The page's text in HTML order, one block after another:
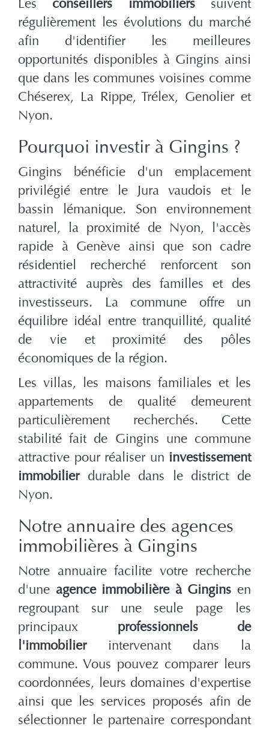
Les conseillers immobilierssuivent
régulièrement les évolutions du marché
afin d'identifier les meilleures
opportunités disponibles à Gingins ainsi
que dans les communes voisines comme
Chéserex, La Rippe, Trélex, Genolier et
Nyon.
Pourquoi investir à Gingins ?
Gingins bénéficie d'un emplacement
privilégié entre le Jura vaudois et le
bassin lémanique. Son environnement
naturel, la proximité de Nyon, l'accès
rapide à Genève ainsi que son cadre
résidentiel recherché renforcent son
attractivité auprès des familles et des
investisseurs. La commune offre un
équilibre idéal entre tranquillité, qualité
de vie et proximité des pôles
économiques de la région.
Les villas, les maisons familiales et les
appartements de qualité demeurent
particulièrement recherchés. Cette
stabilité fait de Gingins une commune
attractive pour réaliser un investissement
immobilierdurable dans le district de
Nyon.
Notre annuaire des agences
immobilières à Gingins
Notre annuaire facilite votre recherche
d'une agence immobilière à Gingins en
regroupant sur une seule page les
principaux professionnels de
l'immobilierintervenant dans la
commune. Vous pouvez comparer leurs
coordonnées, leurs domaines d'expertise
ainsi que les services proposés afin de
sélectionner le partenaire correspondant